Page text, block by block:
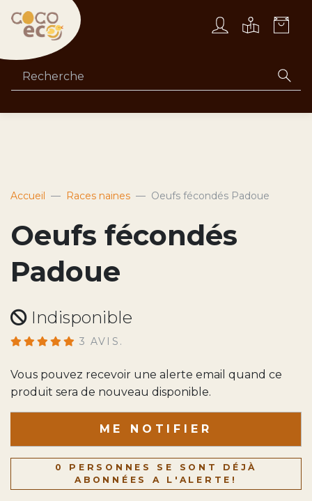
Accueil Races naines Oeufs fécondés Padoue
Oeufs fécondés
Padoue
Indisponible
3 AVIS.
Vous pouvez recevoir une alerte email quand ce
produit sera de nouveau disponible.
ME NOTIFIER
0 PERSONNES SE SONT DÉJÀ
ABONNÉES A L'ALERTE!